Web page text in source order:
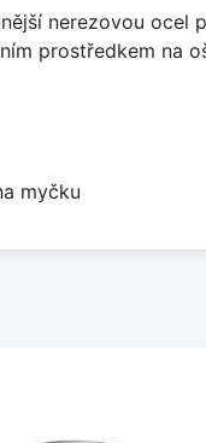
nerezovou
prostředkem na
myčku